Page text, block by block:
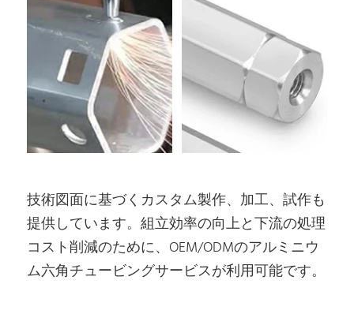
技術図面に基づくカスタム製作、加工、試作も
提供しています。組立効率の向上と下流の処理
コスト削減のために、OEM/ODMのアルミニウ
ム六角チュービングサービスが利用可能です。